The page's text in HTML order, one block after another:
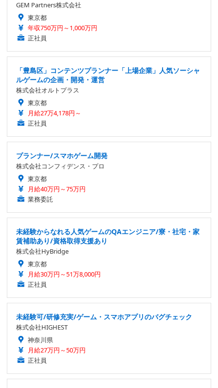
GEM Partners株式会社
東京都
年収750万円～1,000万円
正社員
「豊島区」コンテンツプランナー「上場企業」人気ソーシャ
ルゲームの企画・開発・運営
株式会社オルトプラス
東京都
月給27万4,178円～
正社員
プランナー/スマホゲーム開発
株式会社コンフィデンス・プロ
東京都
月給40万円～75万円
業務委託
未経験からなれる人気ゲームのQAエンジニア/寮・社宅・家
賃補助あり/資格取得支援あり
株式会社HyBridge
東京都
月給30万円～51万8,000円
正社員
未経験可/研修充実/ゲーム・スマホアプリのバグチェック
株式会社HIGHEST
神奈川県
月給27万円～50万円
正社員